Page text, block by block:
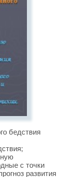
бедствия
с точки
развития